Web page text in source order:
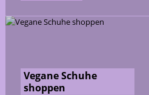
Vegane Schuhe
shoppen